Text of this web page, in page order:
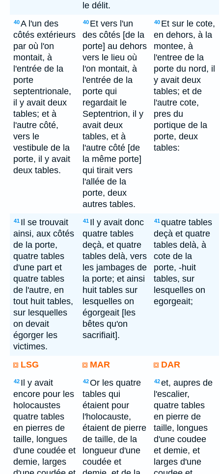
le délit.
40A l'un des
côtés extérieurs
par où l'on
montait, à
l'entrée de la
porte
septentrionale,
il y avait deux
tables; et à
l'autre côté,
vers le
vestibule de la
porte, il y avait
deux tables.
40 Et vers l'un
des côtés [de la
porte] au dehors
vers le lieu où
l'on montait, à
l'entrée de la
porte qui
regardait le
Septentrion, il y
avait deux
tables, et à
l'autre côté [de
la même porte]
qui tirait vers
l'allée de la
porte, deux
autres tables.
40 Et sur le cote,
en dehors, à la
montee, à
l'entree de la
porte du nord, il
y avait deux
tables; et de
l'autre cote,
pres du
portique de la
porte, deux
tables:
41 Il se trouvait
ainsi, aux côtés
de la porte,
quatre tables
d'une part et
quatre tables
de l'autre, en
tout huit tables,
sur lesquelles
on devait
égorger les
victimes.
41 Il y avait donc
quatre tables
deçà, et quatre
tables delà, vers
les jambages de
la porte; et ainsi
huit tables sur
lesquelles on
égorgeait [les
bêtes qu'on
sacrifiait].
41quatre tables
deçà et quatre
tables delà, à
cote de la
porte, -huit
tables, sur
lesquelles on
egorgeait;
LSG MAR DAR
42 Il y avait
encore pour les
holocaustes
quatre tables
en pierres de
taille, longues
d'une coudée et
demie, larges
42Or les quatre
tables qui
étaient pour
l'holocauste,
étaient de pierre
de taille, de la
longueur d'une
coudée et
42et, aupres de
l'escalier,
quatre tables
en pierre de
taille, longues
d'une coudee
et demie, et
larges d'une